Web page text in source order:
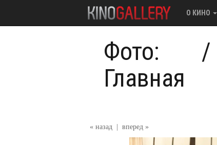
О КИНО
Фото:
Главная
/
« назад вперед »